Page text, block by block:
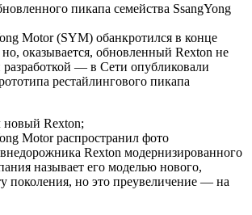
пикапа семейства SsangYong
Motor (SYM) обанкротился в конце
но, оказывается, обновленный Rexton не
разработкой — в Сети опубликовали
рестайлингового пикапа
новый Rexton;
Motor распространил фото
Rexton модернизированного
называет его моделью нового,
поколения, но это преувеличение — на